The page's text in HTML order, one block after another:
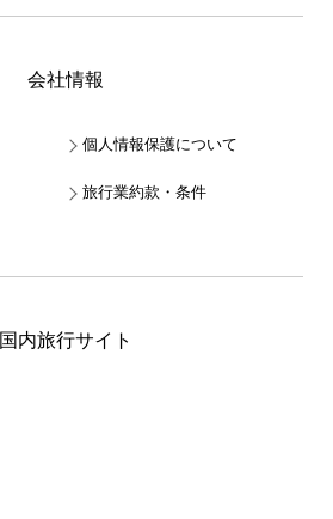
会社情報
個人情報保護について
旅行業約款・条件
国内旅行サイト